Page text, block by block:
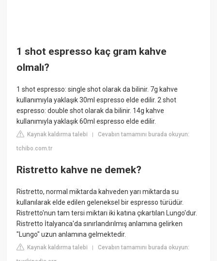
1 shot espresso kaç gram kahve
olmalı?
1 shot espresso: single shot olarak da bilinir. 7g kahve
kullanımıyla yaklaşık 30ml espresso elde edilir. 2 shot
espresso: double shot olarak da bilinir. 14g kahve
kullanımıyla yaklaşık 60ml espresso elde edilir.
Kaynak kaldırma talebi |Cevabın tamamını burada okuyun:
tchibo.com.tr
Ristretto kahve ne demek?
Ristretto, normal miktarda kahveden yarı miktarda su
kullanılarak elde edilen geleneksel bir espresso türüdür.
Ristretto'nun tam tersi miktarı iki katına çıkartılan Lungo'dur.
Ristretto İtalyanca'da sınırlandırılmış anlamına gelirken
"Lungo" uzun anlamına gelmektedir.
Kaynak kaldırma talebi |Cevabın tamamını burada okuyun: